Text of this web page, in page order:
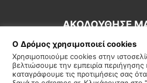
ΑΚΟΛΟΥΘΗΣΕ
Ο Δρόμος χρησιμοποιεί cookies
Χρησιμοποιούμε cookies στην
βελτιώσουμε την εμπειρία περιήγησης
καταγράφουμε τις προτιμήσεις σας